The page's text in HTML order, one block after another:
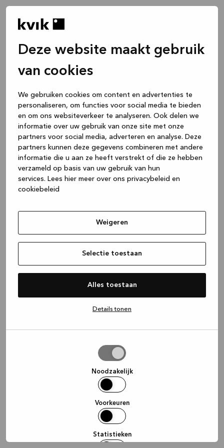
Deze website maakt gebruik
van cookies
We gebruiken cookies om content en advertenties te
personaliseren, om functies voor social media te bieden
en om ons websiteverkeer te analyseren. Ook delen we
informatie over uw gebruik van onze site met onze
partners voor social media, adverteren en analyse. Deze
partners kunnen deze gegevens combineren met andere
informatie die u aan ze heeft verstrekt of die ze hebben
verzameld op basis van uw gebruik van hun
services. Lees hier meer over ons privacybeleid en
cookiebeleid
Weigeren
Selectie toestaan
Alles toestaan
Details tonen
Noodzakelijk
Voorkeuren
Statistieken
(see the browser console for more
information).